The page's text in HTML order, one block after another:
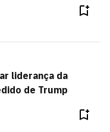
liderança da
de Trump